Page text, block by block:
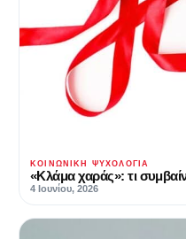
ΚΟΙΝΩΝΙΚΉ ΨΥΧΟΛΟΓΊΑ
«Κλάμα χαράς»: τι
4 Ιουνίου, 2026